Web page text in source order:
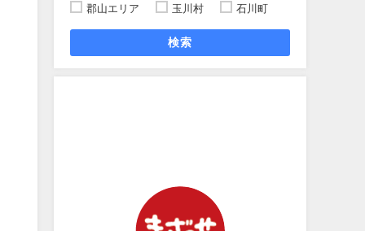
郡山エリア
玉川村 石川町
検索